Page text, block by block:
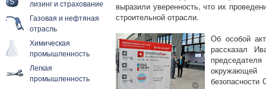
лизинг и страхование
Газовая и нефтяная
отрасль
Химическая
промышленность
Легкая
промышленность
выразили уверенность, что их
строительной отрасли.
Об особой
рассказал
безопасности